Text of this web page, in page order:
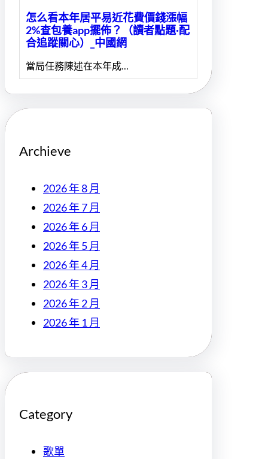
怎么看本年居平易近花費價錢漲幅
2%查包養app擺佈？（讀者點題·配
合追蹤關心）_中國網
當局任務陳述在本年成…
Archieve
2026 年 8 月
2026 年 7 月
2026 年 6 月
2026 年 5 月
2026 年 4 月
2026 年 3 月
2026 年 2 月
2026 年 1 月
Category
歌單